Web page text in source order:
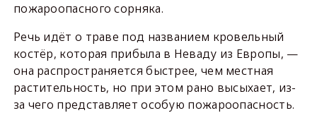
пожароопасного сорняка.
Речь идёт о траве под названием кровельный
костёр, которая прибыла в Неваду из Европы, —
она распространяется быстрее, чем местная
растительность, но при этом рано высыхает, из-
за чего представляет особую пожароопасность.